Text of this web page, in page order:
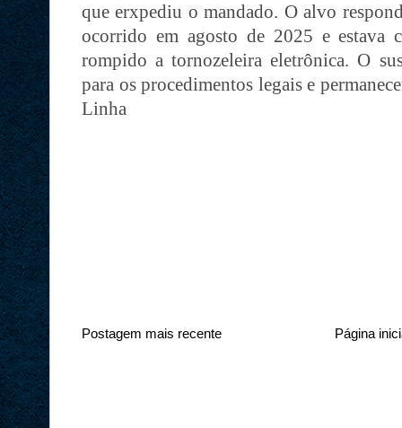
que erxpediu o mandado. O alvo
ocorrido em agosto de 2025 e estava
rompido a tornozeleira eletrônica. O
para os procedimentos legais e
Linha
Postagem mais recente Página